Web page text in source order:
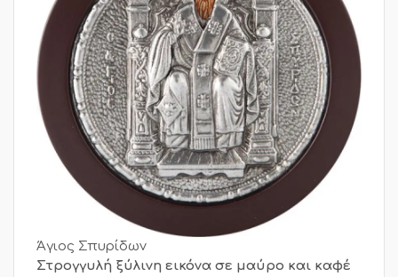
Άγιος Σπυρίδων
Στρογγυλή ξύλινη εικόνα σε μαύρο και καφέ